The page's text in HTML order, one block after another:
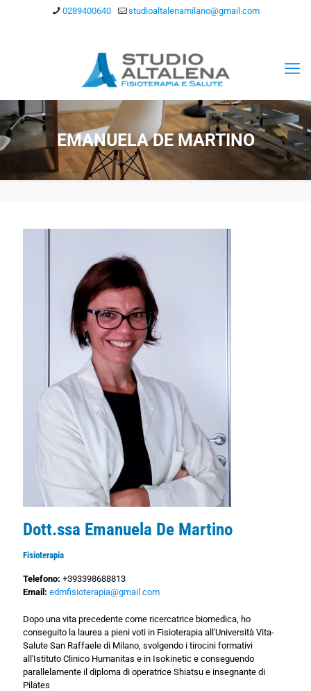
0289400640 studioaltalenamilano@gmail.com
EMANUELA DE MARTINO
Dott.ssa Emanuela De Martino
Fisioterapia
Telefono: +393398688813
Email: edmfisioterapia@gmail.com
Dopo una vita precedente come ricercatrice biomedica, ho
conseguito la laurea a pieni voti in Fisioterapia all'Università Vita-
Salute San Raffaele di Milano, svolgendo i tirocini formativi
all'Istituto Clinico Humanitas e in Isokinetic e conseguendo
parallelamente il diploma di operatrice Shiatsu e insegnante di
Pilates